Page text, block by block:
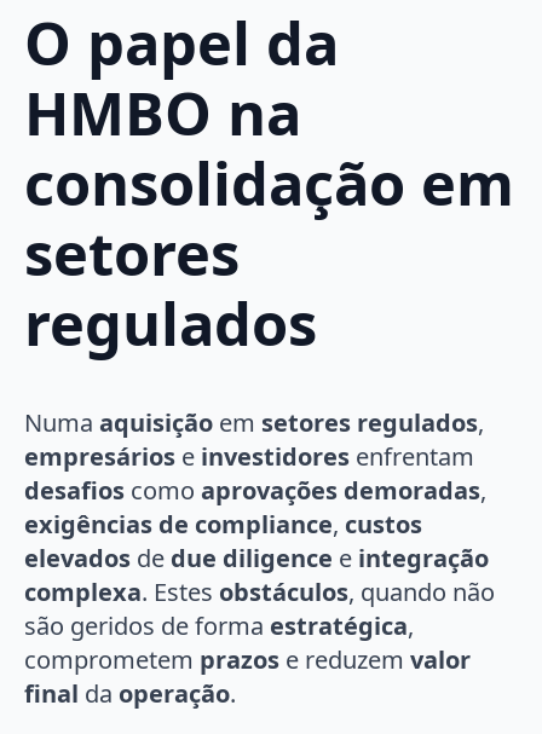
O papel da
HMBO na
consolidação em
setores
regulados
Numa aquisição em setores regulados,
empresários e investidores enfrentam
desafios como aprovações demoradas,
exigências de compliance, custos
elevados de due diligence e integração
complexa. Estes obstáculos, quando não
são geridos de forma estratégica,
comprometem prazos e reduzem valor
final da operação.